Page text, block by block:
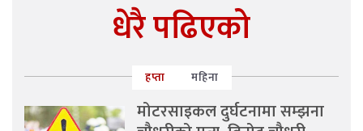
धेरै पढिएको
हप्ता महिना
मोटरसाइकल दुर्घटनामा सम्झना